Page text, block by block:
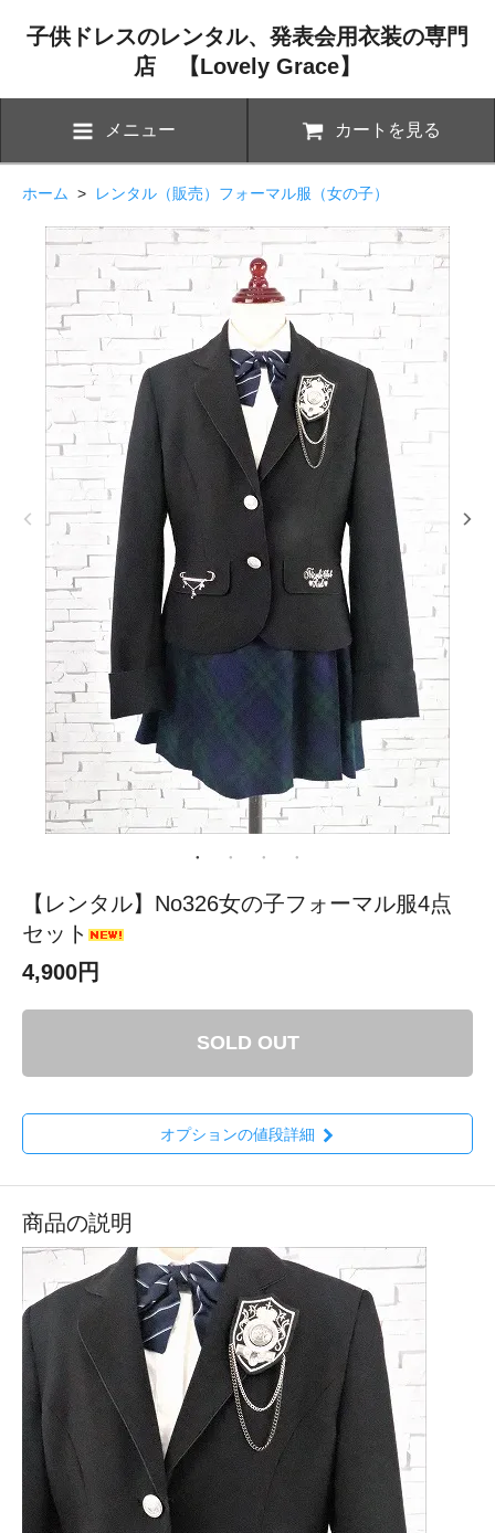
子供ドレスのレンタル、発表会用衣装の専門
店 【Lovely Grace】
メニュー カートを見る
ホーム > レンタル（販売）フォーマル服（女の子）
【レンタル】No326女の子フォーマル服4点
セット
4,900円
SOLD OUT
オプションの値段詳細
商品の説明